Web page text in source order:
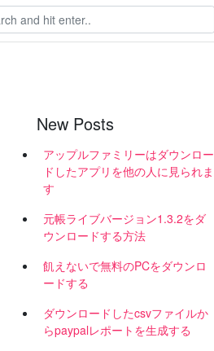
New Posts
アップルファミリーはダウンロー
ドしたアプリを他の人に見られま
す
元帳ライブバージョン1.3.2をダ
ウンロードする方法
飢えないで無料のPCをダウンロ
ードする
ダウンロードしたcsvファイルか
らpaypalレポートを生成する